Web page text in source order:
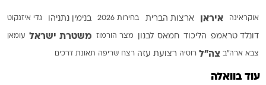
אוקראינה איראן ארצות הברית בחירות 2026 בנימין נתניהו גדי איזנקוט
דונלד טראמפ הליכוד חמאס לבנון מצר הורמוז משטרת ישראל עומאן
צבא ארה"ב צה"ל רוסיה רצועת עזה רצח שריפה תאונת דרכים
עוד בוואלה